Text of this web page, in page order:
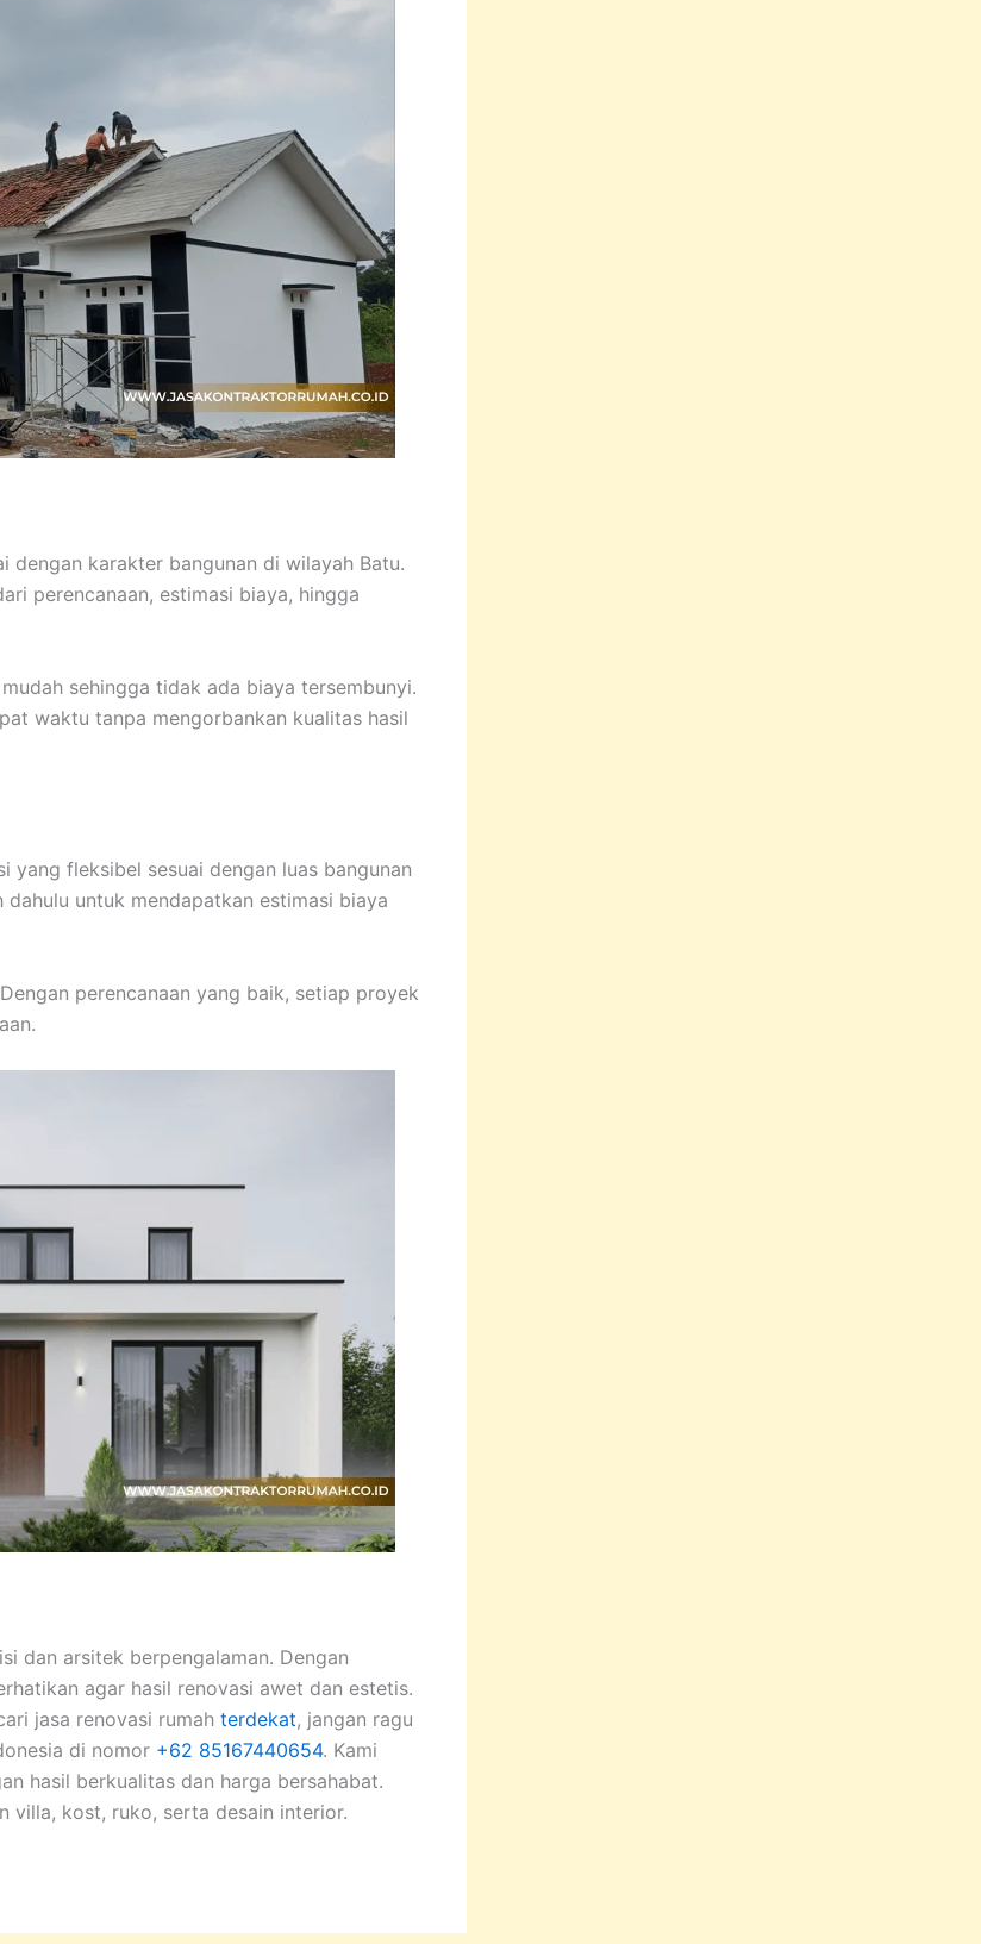
dengan karakter bangunan di wilayah Batu.
perencanaan, estimasi biaya, hingga
sehingga tidak ada biaya tersembunyi.
waktu tanpa mengorbankan kualitas hasil
yang fleksibel sesuai dengan luas bangunan
untuk mendapatkan estimasi biaya
perencanaan yang baik, setiap proyek
dan arsitek berpengalaman. Dengan
agar hasil renovasi awet dan estetis.
jasa renovasi rumah terdekat, jangan ragu
di nomor +62 85167440654. Kami
hasil berkualitas dan harga bersahabat.
villa, kost, ruko, serta desain interior.